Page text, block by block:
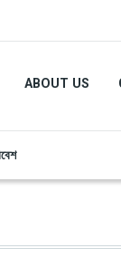
ABOUT US